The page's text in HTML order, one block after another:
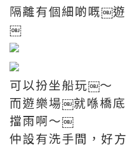
隔離有個細啲嘅￼
￼
可以扮坐船玩￼～
而遊樂場￼就喺橋
擋雨啊～￼
仲設有洗手間，好